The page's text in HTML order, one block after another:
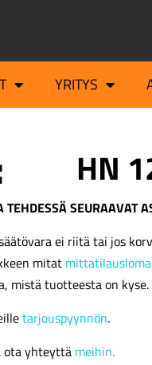
YRITYS
HN
SEURAAVAT
ei riitä tai jos
mitat
mistä tuotteesta on kyse.
tarjouspyynnön.
ota yhteyttä meihin.